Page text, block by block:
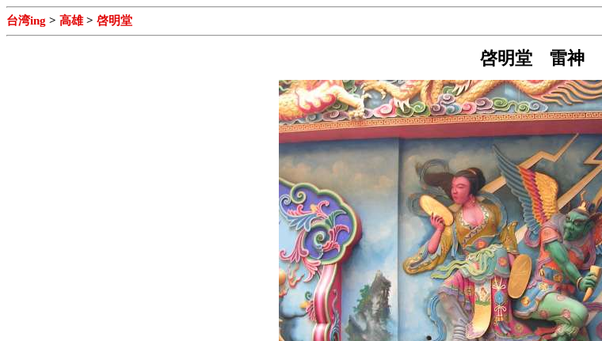
台湾ing > 高雄> 啓明堂
啓明堂 雷神